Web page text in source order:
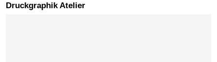
Druckgraphik Atelier